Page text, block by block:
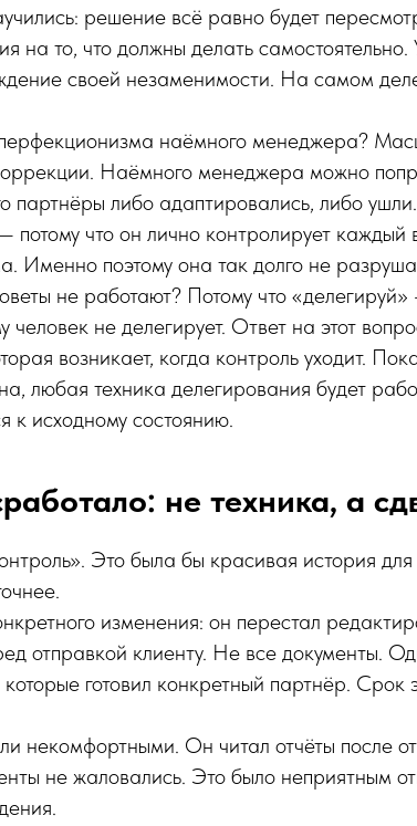
решение всё равно будет
на то, что должны делать
своей незаменимости. На самом деле
перфекционизма наёмного менеджера?
Наёмного менеджера можно
партнёры либо адаптировались, либо
потому что он лично контролирует каждый
Именно поэтому она так долго не
не работают? Потому что
человек не делегирует. Ответ на этот
возникает, когда контроль уходит.
любая техника делегирования будет
к исходному состоянию.
не техника, а
Это была бы красивая история
изменения: он перестал
отправкой клиенту. Не все документы.
которые готовил конкретный партнёр.
некомфортными. Он читал отчёты после
не жаловались. Это было неприятным